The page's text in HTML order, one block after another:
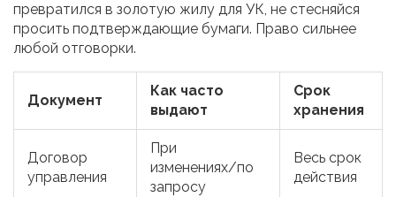
превратился в золотую жилу для УК, не стесняйся
просить подтверждающие бумаги. Право сильнее
любой отговорки.
Документ
Как часто
выдают
Срок
хранения
Договор
управления
При
изменениях/по
запросу
Весь срок
действия